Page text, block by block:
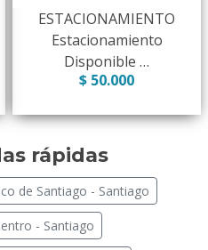
ESTACIONAMIENTO
Estacionamiento
Disponible …
$ 50.000
rápidas
de Santiago - Santiago
- Santiago